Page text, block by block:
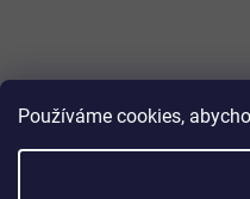
Používáme cookies,